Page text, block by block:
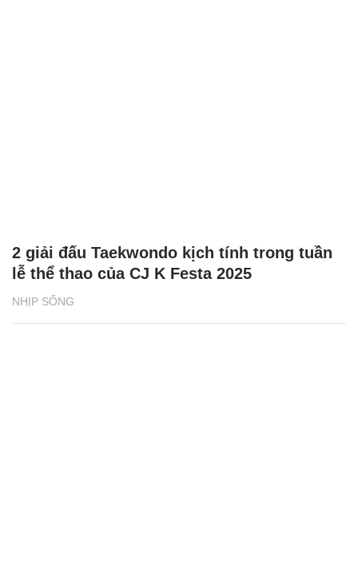
NHỊP SỐNG
2 giải đấu Taekwondo kịch tính trong tuần
lễ thể thao của CJ K Festa 2025